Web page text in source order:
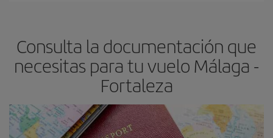
Consulta la documentación que
necesitas para tu vuelo Málaga -
Fortaleza